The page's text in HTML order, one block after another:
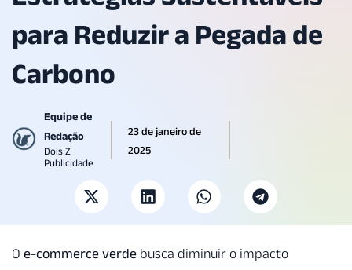
para Reduzir a Pegada de
Carbono
Equipe de
Redação
Dois Z
Publicidade
23 de janeiro de
2025
O e-commerce verde busca diminuir o impacto